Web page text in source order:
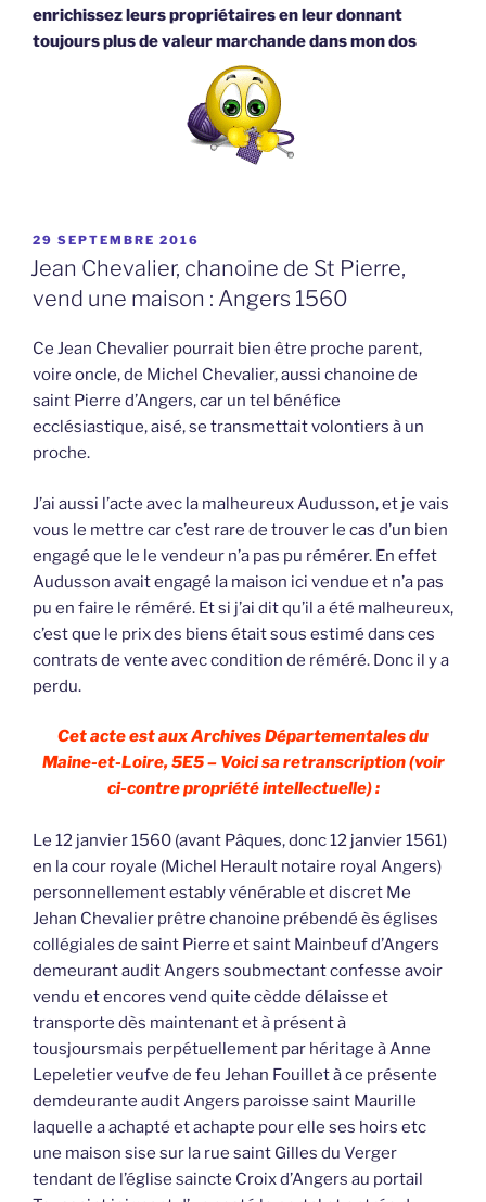
enrichissez leurs propriétaires en leur donnant
toujours plus de valeur marchande dans mon dos
PUBLIÉ
LE
29 SEPTEMBRE 2016
Jean Chevalier, chanoine de St Pierre,
vend une maison : Angers 1560
Ce Jean Chevalier pourrait bien être proche parent,
voire oncle, de Michel Chevalier, aussi chanoine de
saint Pierre d’Angers, car un tel bénéfice
ecclésiastique, aisé, se transmettait volontiers à un
proche.
J’ai aussi l’acte avec la malheureux Audusson, et je vais
vous le mettre car c’est rare de trouver le cas d’un bien
engagé que le le vendeur n’a pas pu rémérer. En effet
Audusson avait engagé la maison ici vendue et n’a pas
pu en faire le réméré. Et si j’ai dit qu’il a été malheureux,
c’est que le prix des biens était sous estimé dans ces
contrats de vente avec condition de réméré. Donc il y a
perdu.
Cet acte est aux Archives Départementales du
Maine-et-Loire, 5E5 – Voici sa retranscription (voir
ci-contre propriété intellectuelle) :
Le 12 janvier 1560 (avant Pâques, donc 12 janvier 1561)
en la cour royale (Michel Herault notaire royal Angers)
personnellement estably vénérable et discret Me
Jehan Chevalier prêtre chanoine prébendé ès églises
collégiales de saint Pierre et saint Mainbeuf d’Angers
demeurant audit Angers soubmectant confesse avoir
vendu et encores vend quite cèdde délaisse et
transporte dès maintenant et à présent à
tousjoursmais perpétuellement par héritage à Anne
Lepeletier veufve de feu Jehan Fouillet à ce présente
demdeurante audit Angers paroisse saint Maurille
laquelle a achapté et achapte pour elle ses hoirs etc
une maison sise sur la rue saint Gilles du Verger
tendant de l’église saincte Croix d’Angers au portail